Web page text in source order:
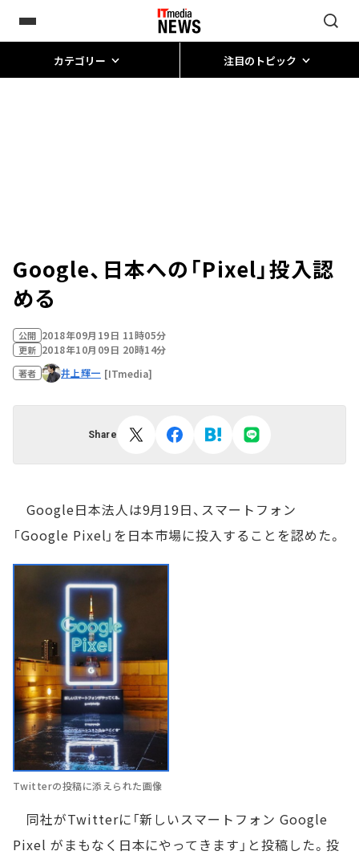
カテゴリー 注目のトピック
Google、日本への「Pixel」投入認
める
公開 2018年09月19日 11時05分
更新 2018年10月09日 20時14分
著者 井上輝一 [ITmedia]
Share
Google日本法人は9月19日、スマートフォン
「Google Pixel」を日本市場に投入することを認めた。
Twitterの投稿に添えられた画像
同社がTwitterに「新しいスマートフォン Google
Pixel がまもなく日本にやってきます」と投稿した。投